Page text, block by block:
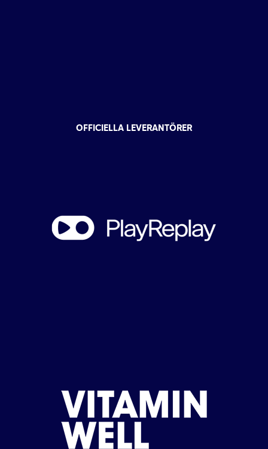
OFFICIELLA LEVERANTÖRER